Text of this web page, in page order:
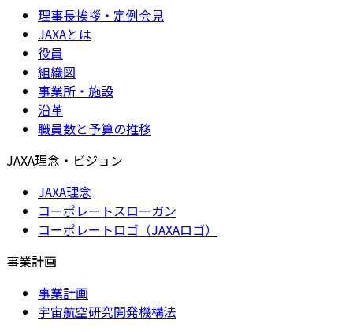
理事長挨拶・定例会見
JAXAとは
役員
組織図
事業所・施設
沿革
職員数と予算の推移
JAXA理念・ビジョン
JAXA理念
コーポレートスローガン
コーポレートロゴ（JAXAロゴ）
事業計画
事業計画
宇宙航空研究開発機構法